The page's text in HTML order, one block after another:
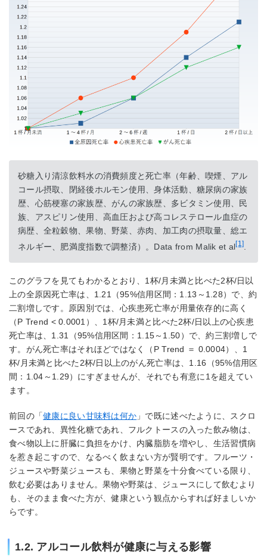
砂糖入り清涼飲料水の消費頻度と死亡率（年齢、喫煙、アル
コール摂取、閉経後ホルモン使用、身体活動、糖尿病の家族
歴、心筋梗塞の家族歴、がんの家族歴、多ビタミン使用、民
族、アスピリン使用、高血圧および高コレステロール血症の
病歴、全粒穀物、果物、野菜、赤肉、加工肉の摂取量、総エ
ネルギー、肥満度指数で調整済）。Data from Malik et al[1]
このグラフを見てもわかるとおり、1杯/月未満と比べた2杯/日以
上の全原因死亡率は、1.21（95%信用区間：1.13～1.28）で、約
二割増しです。原因別では、心疾患死亡率が用量依存的に高く
（P Trend < 0.0001）、1杯/月未満と比べた2杯/日以上の心疾患
死亡率は、1.31（95%信用区間：1.15～1.50）で、約三割増しで
す。がん死亡率はそれほどではなく（P Trend ＝ 0.0004）、1
杯/月未満と比べた2杯/日以上のがん死亡率は、1.16（95%信用区
間：1.04～1.29）にすぎませんが、それでも有意に1を超えてい
ます。
前回の「健康に良い甘味料は何か 」で既に述べたように、スクロ
ースであれ、異性化糖であれ、フルクトースの入った飲み物は、
食べ物以上に肝臓に負担をかけ、内臓脂肪を増やし、生活習慣病
を惹き起こすので、なるべく飲まない方が賢明です。フルーツ・
ジュースや野菜ジュースも、果物と野菜を十分食べている限り、
飲む必要はありません。果物や野菜は、ジュースにして飲むより
も、そのまま食べた方が、健康という観点からすれば好ましいか
らです。
1.2. アルコール飲料が健康に与える影響